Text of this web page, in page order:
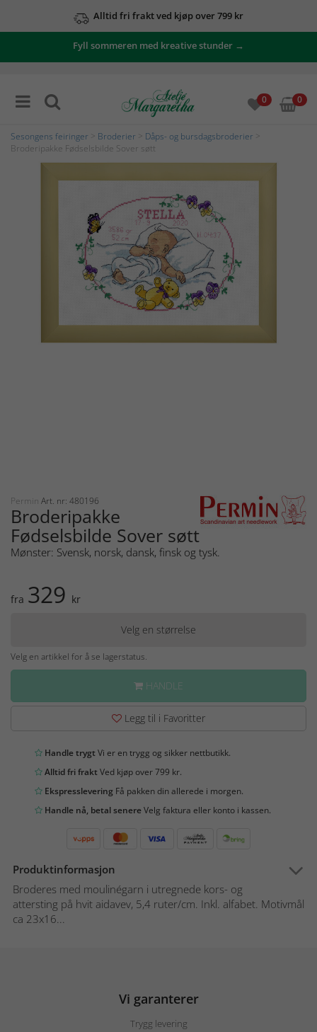
Alltid fri frakt ved kjøp over 799 kr
Fyll sommeren med kreative stunder →
0 0
Sesongens feiringer Broderier Dåps- og bursdagsbroderier
Broderipakke Fødselsbilde Sover søtt
Permin Art. nr: 480196
Broderipakke
Fødselsbilde Sover søtt
Mønster: Svensk, norsk, dansk, finsk og tysk.
fra 329 kr
Velg en størrelse
Velg en artikkel for å se lagerstatus.
HANDLE
Legg til i Favoritter
Handle trygtVi er en trygg og sikker nettbutikk.
Alltid fri fraktVed kjøp over 799 kr.
Ekspresslevering Få pakken din allerede i morgen.
Handle nå, betal senereVelg faktura eller konto i kassen.
Produktinformasjon
Broderes med moulinégarn i utregnede kors- og
attersting på hvit aidavev, 5,4 ruter/cm. Inkl. alfabet. Motivmål
ca 23x16...
Vi garanterer
Trygg levering